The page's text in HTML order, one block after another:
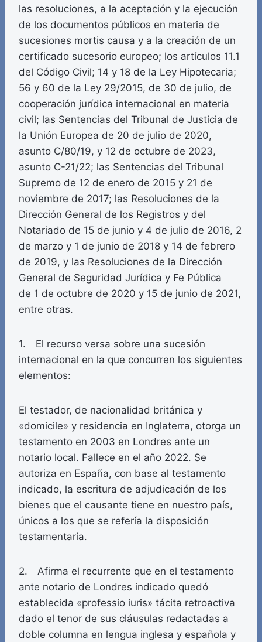
las resoluciones, a la aceptación y la ejecución
de los documentos públicos en materia de
sucesiones mortis causa y a la creación de un
certificado sucesorio europeo; los artículos 11.1
del Código Civil; 14 y 18 de la Ley Hipotecaria;
56 y 60 de la Ley 29/2015, de 30 de julio, de
cooperación jurídica internacional en materia
civil; las Sentencias del Tribunal de Justicia de
la Unión Europea de 20 de julio de 2020,
asunto C/80/19, y 12 de octubre de 2023,
asunto C-21/22; las Sentencias del Tribunal
Supremo de 12 de enero de 2015 y 21 de
noviembre de 2017; las Resoluciones de la
Dirección General de los Registros y del
Notariado de 15 de junio y 4 de julio de 2016, 2
de marzo y 1 de junio de 2018 y 14 de febrero
de 2019, y las Resoluciones de la Dirección
General de Seguridad Jurídica y Fe Pública
de 1 de octubre de 2020 y 15 de junio de 2021,
entre otras.
1. El recurso versa sobre una sucesión
internacional en la que concurren los siguientes
elementos:
El testador, de nacionalidad británica y
«domicile» y residencia en Inglaterra, otorga un
testamento en 2003 en Londres ante un
notario local. Fallece en el año 2022. Se
autoriza en España, con base al testamento
indicado, la escritura de adjudicación de los
bienes que el causante tiene en nuestro país,
únicos a los que se refería la disposición
testamentaria.
2. Afirma el recurrente que en el testamento
ante notario de Londres indicado quedó
establecida «professio iuris» tácita retroactiva
dado el tenor de sus cláusulas redactadas a
doble columna en lengua inglesa y española y